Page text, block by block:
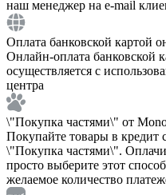
наш менеджер на e-mail
Оплата банковской картой
Онлайн-оплата банковской
осуществляется с
центра
\"Покупка частями\" от
Покупайте товары в кредит
\"Покупка частями\".
просто выберите этот
желаемое количество